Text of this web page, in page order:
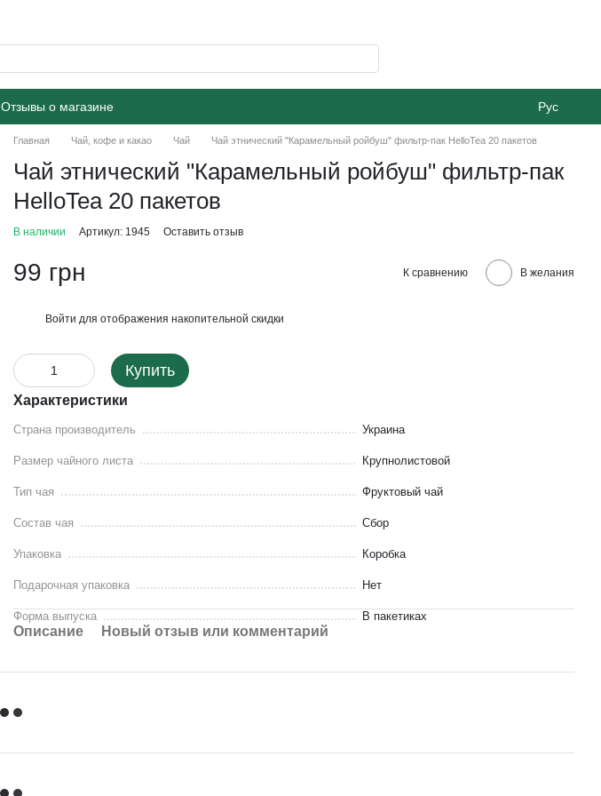
Отзывы о магазине Рус
Главная Чай, кофе и какао Чай Чай этнический "Карамельный ройбуш" фильтр-пак HelloTea 20 пакетов
Чай этнический "Карамельный ройбуш" фильтр-пак
HelloTea 20 пакетов
В наличии Артикул: 1945 Оставить отзыв
99 грн К сравнению В желания
Войти для отображения накопительной скидки
Купить
Характеристики
Страна производитель Украина
Размер чайного листа Крупнолистовой
Тип чая Фруктовый чай
Состав чая Сбор
Упаковка Коробка
Подарочная упаковка Нет
Форма выпуска В пакетиках
Описание Новый отзыв или комментарий